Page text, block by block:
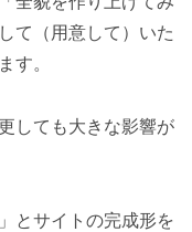
て（用意して）いた
す。
しても大きな影響が
とサイトの完成形を